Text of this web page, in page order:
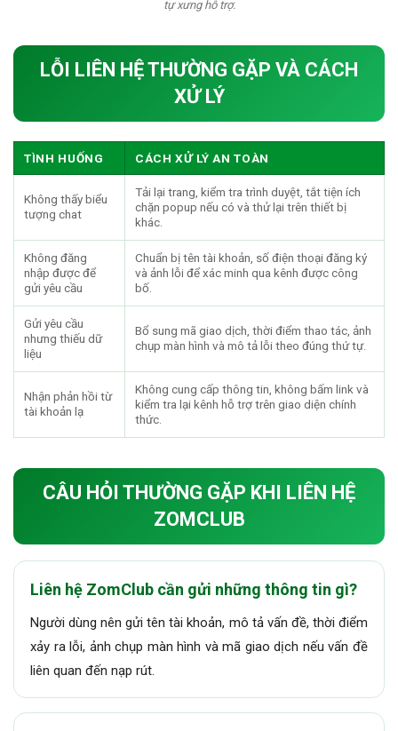
tự xưng hỗ trợ.
LỖI LIÊN HỆ THƯỜNG GẶP VÀ CÁCH
XỬ LÝ
TÌNH HUỐNG CÁCH XỬ LÝ AN TOÀN
Không thấy biểu
tượng chat
Tải lại trang, kiểm tra trình duyệt, tắt tiện ích
chặn popup nếu có và thử lại trên thiết bị
khác.
Không đăng
nhập được để
gửi yêu cầu
Chuẩn bị tên tài khoản, số điện thoại đăng ký
và ảnh lỗi để xác minh qua kênh được công
bố.
Gửi yêu cầu
nhưng thiếu dữ
liệu
Bổ sung mã giao dịch, thời điểm thao tác, ảnh
chụp màn hình và mô tả lỗi theo đúng thứ tự.
Nhận phản hồi từ
tài khoản lạ
Không cung cấp thông tin, không bấm link và
kiểm tra lại kênh hỗ trợ trên giao diện chính
thức.
CÂU HỎI THƯỜNG GẶP KHI LIÊN HỆ
ZOMCLUB
Liên hệ ZomClub cần gửi những thông tin gì?
Người dùng nên gửi tên tài khoản, mô tả vấn đề, thời điểm
xảy ra lỗi, ảnh chụp màn hình và mã giao dịch nếu vấn đề
liên quan đến nạp rút.